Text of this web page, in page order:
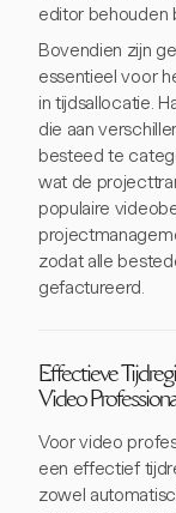
editor behouden
Bovendien zijn
essentieel voor
in tijdsallocatie.
die aan
besteed te
wat de
populaire
zodat alle
gefactureerd.
Effectieve
Video
Voor video
een effectief
zowel